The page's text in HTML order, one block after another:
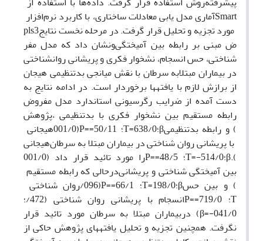
آماری مدل یابی معادلات ساختاری، با کاربرد نرم‌افزارSmart
pls3مورد تجزیه و تحلیل قرار گرفت. در مرحله نخست نتایج
نشان داد که مدل مفروض مبنی بر رابطه بین آمیختگی
شناختی، حس انسجام، نشخوار فکری و پریشانی روان­شناختی
در بیماران مبتلابه سرطان با نقش میانجی بدتنظیمی هیجان
از برازش لازم با یافته­ها برخوردار است. در ادامه نتایج به
دست آمده از ضرایب رگرسیونی استاندارد مدل مفروض
پژوهش، رابطه مستقیم بین نشخوار فکری با بدتنظیمی
هیجانی
(001/0P= ؛ 50/11=T ؛638/0=β) و رابطه بدتنظیمی
هیجانیبا پریشانی روان شناختی در بیماران مبتلا به سرطان
را مورد تائید قرار داد (001/0P= ؛ 48/5=T ؛514/0-=β).
درحالی که رابطه مستقیمبین آمیختگی شناختی و پریشانی
روان شناختی
(096/P= ؛ 66/1=T ؛198/0=β) و بین حس
انسجام با پریشانی روان شناختی (472/P= ؛ 719/0=T
؛
041/0-=
β) دربیماران مبتلا به سرطان مورد تائید قرار
نگرفت. همچنین تجزیه و تحلیل یافته­های پژوهش حاکی از